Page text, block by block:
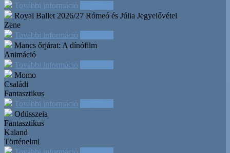
További információ
Royal Ballet 2026/27 Rómeó és Júlia Jegyelővétel
Zene
További információ
Mancs őrjárat: A dínófilm
Animáció
További információ
Momo
Családi
Fantasztikus
További információ
Odüsszeia
Fantasztikus
Kaland
Történelmi